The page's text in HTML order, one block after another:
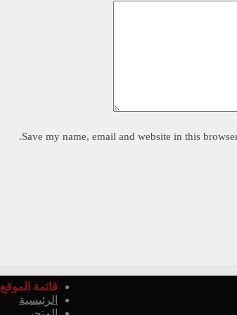
Save my name, email and website in this
قائمة الموقع
الرئيسية